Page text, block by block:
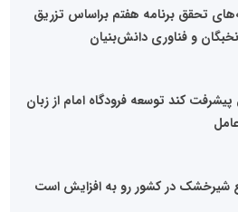
تحقق برنامه هفتم براساس تزریق
و فناوری دانش‌بنیان
پیشرفت کند توسعه فرودگاه امام از زبان
شیرخشک در کشور رو به افزایش است